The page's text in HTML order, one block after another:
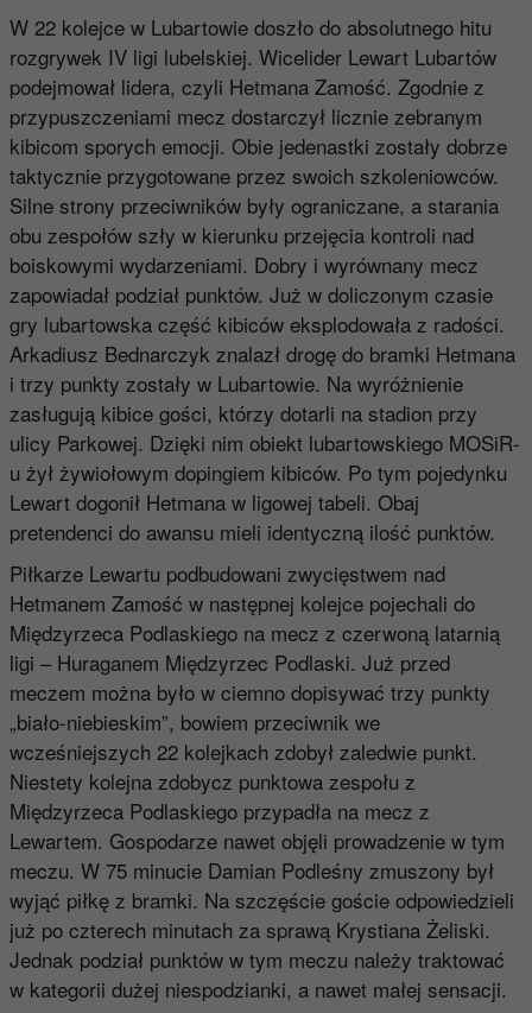
W 22 kolejce w Lubartowie doszło do absolutnego hitu
rozgrywek IV ligi lubelskiej. Wicelider Lewart Lubartów
podejmował lidera, czyli Hetmana Zamość. Zgodnie z
przypuszczeniami mecz dostarczył licznie zebranym
kibicom sporych emocji. Obie jedenastki zostały dobrze
taktycznie przygotowane przez swoich szkoleniowców.
Silne strony przeciwników były ograniczane, a starania
obu zespołów szły w kierunku przejęcia kontroli nad
boiskowymi wydarzeniami. Dobry i wyrównany mecz
zapowiadał podział punktów. Już w doliczonym czasie
gry lubartowska część kibiców eksplodowała z radości.
Arkadiusz Bednarczyk znalazł drogę do bramki Hetmana
i trzy punkty zostały w Lubartowie. Na wyróżnienie
zasługują kibice gości, którzy dotarli na stadion przy
ulicy Parkowej. Dzięki nim obiekt lubartowskiego MOSiR-
u żył żywiołowym dopingiem kibiców. Po tym pojedynku
Lewart dogonił Hetmana w ligowej tabeli. Obaj
pretendenci do awansu mieli identyczną ilość punktów.
Piłkarze Lewartu podbudowani zwycięstwem nad
Hetmanem Zamość w następnej kolejce pojechali do
Międzyrzeca Podlaskiego na mecz z czerwoną latarnią
ligi – Huraganem Międzyrzec Podlaski. Już przed
meczem można było w ciemno dopisywać trzy punkty
„biało-niebieskim”, bowiem przeciwnik we
wcześniejszych 22 kolejkach zdobył zaledwie punkt.
Niestety kolejna zdobycz punktowa zespołu z
Międzyrzeca Podlaskiego przypadła na mecz z
Lewartem. Gospodarze nawet objęli prowadzenie w tym
meczu. W 75 minucie Damian Podleśny zmuszony był
wyjąć piłkę z bramki. Na szczęście goście odpowiedzieli
już po czterech minutach za sprawą Krystiana Żeliski.
Jednak podział punktów w tym meczu należy traktować
w kategorii dużej niespodzianki, a nawet małej sensacji.